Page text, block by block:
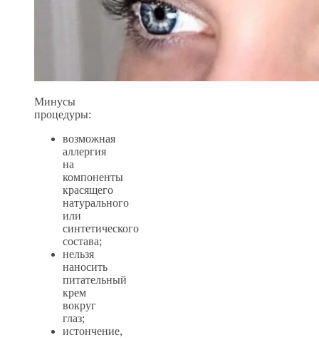
Минусы
процедуры:
возможная
аллергия
на
компоненты
красящего
натурального
или
синтетического
состава;
нельзя
наносить
питательный
крем
вокруг
глаз;
истончение,